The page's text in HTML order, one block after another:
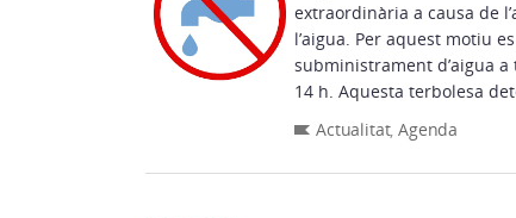
extraordinària a causa de
l’aigua. Per aquest motiu
subministrament d’aigua
14 h. Aquesta terbolesa
Actualitat,Agenda